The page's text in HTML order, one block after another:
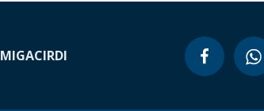
MIGACIRDI